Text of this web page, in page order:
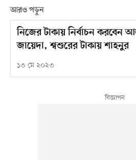
আরও পড়ুন
নিজের টাকায় নির্বাচন করবেন
জায়েদা, শ্বশুরের টাকায় শাহনুর
১৩ মে ২০২৩